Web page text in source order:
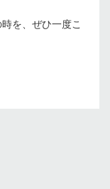
を、ぜひ一度こ